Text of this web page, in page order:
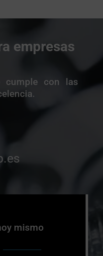
empresas
cumple con las
mismo